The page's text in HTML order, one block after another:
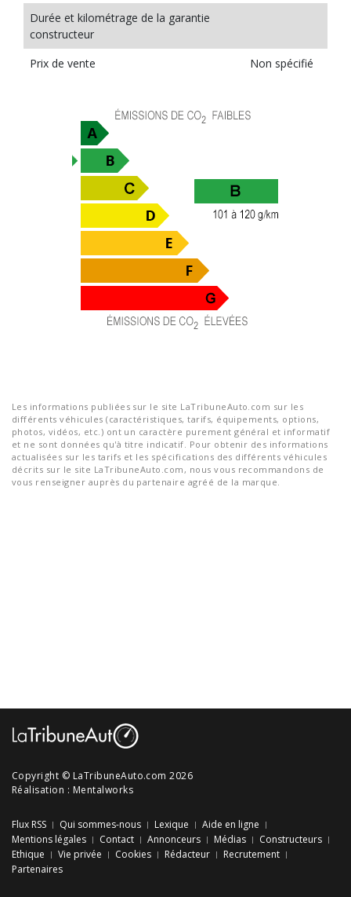
Durée et kilométrage de la garantie
constructeur
Prix de vente
Non spécifié
Les informations publiées sur le site LaTribuneAuto.com sur les
différents véhicules (caractéristiques, tarifs, équipements, options,
photos, vidéos, etc.) ont un caractère purement général et informatif
et ne sont données qu'à titre indicatif. Pour obtenir des informations
actualisées sur les tarifs et les spécifications des différents véhicules
décrits sur le site LaTribuneAuto.com, nous vous recommandons de
vous renseigner auprès du partenaire agréé de la marque.
Copyright © LaTribuneAuto.com 2026
Réalisation : Mentalworks
Flux RSS Qui sommes-nous Lexique
Aide en ligne
Mentions légales
Contact Annonceurs Médias
Constructeurs
Ethique
Vie privée Cookies Rédacteur
Recrutement
Partenaires